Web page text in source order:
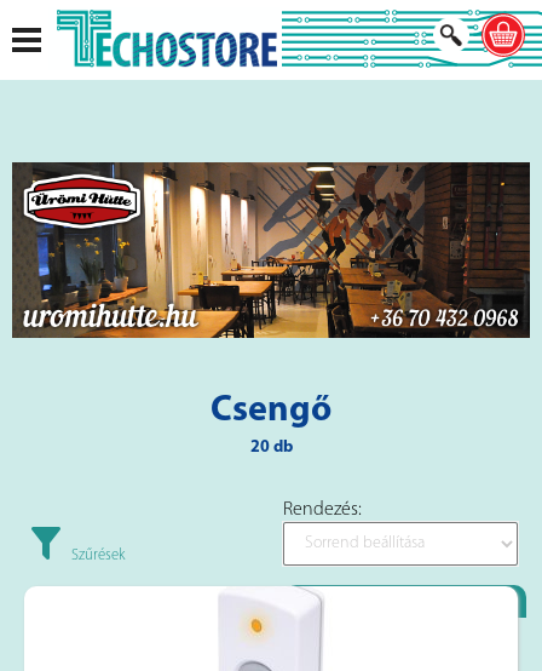
Csengő
20 db
Szűrések
Rendezés: